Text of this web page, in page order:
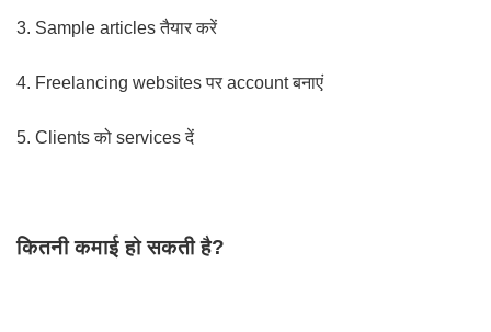
3. Sample articles तैयार करें
4. Freelancing websites पर account बनाएं
5. Clients को services दें
कितनी कमाई हो सकती है?